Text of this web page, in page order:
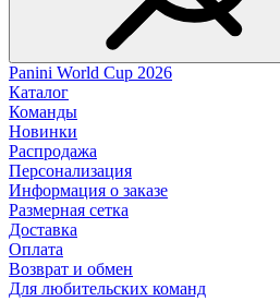
Panini World Cup 2026
Каталог
Команды
Новинки
Распродажа
Персонализация
Информация о заказе
Размерная сетка
Доставка
Оплата
Возврат и обмен
Для любительских команд